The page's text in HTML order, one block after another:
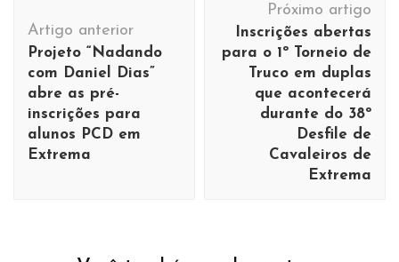
de
post
Artigo anterior
Projeto “Nadando
com Daniel Dias”
abre as pré-
inscrições para
alunos PCD em
Extrema
Próximo artigo
Inscrições abertas
para o 1º Torneio de
Truco em duplas
que acontecerá
durante do 38º
Desfile de
Cavaleiros de
Extrema